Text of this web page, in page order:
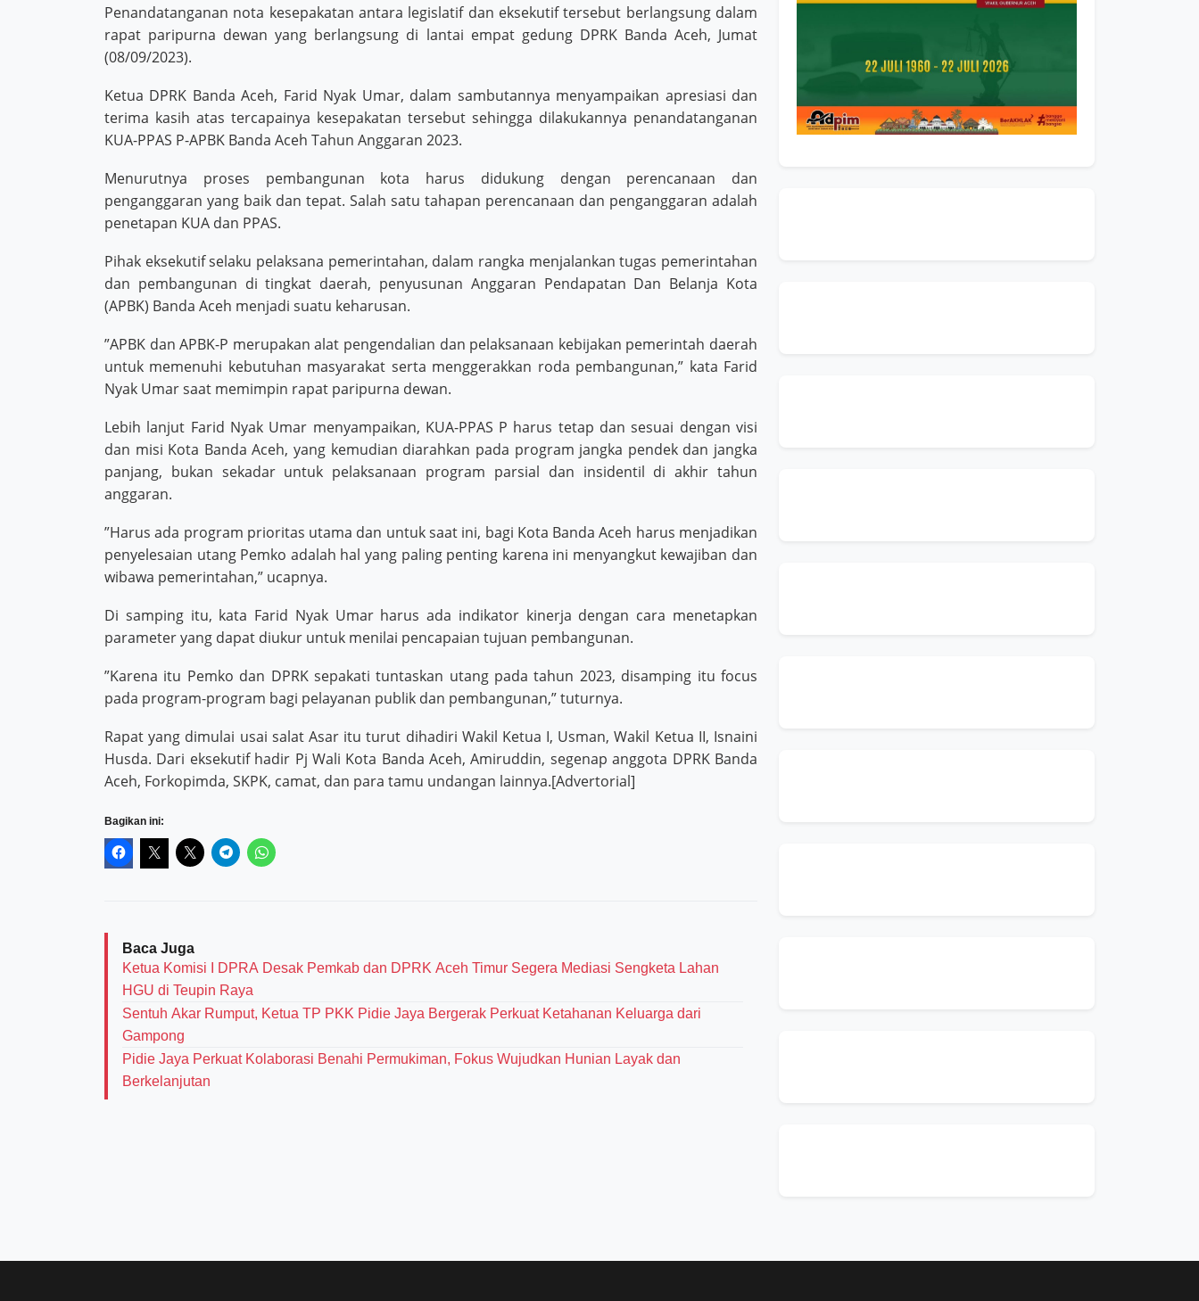
Penandatanganan nota kesepakatan antara legislatif dan eksekutif tersebut berlangsung dalam
rapat paripurna dewan yang berlangsung di lantai empat gedung DPRK Banda Aceh, Jumat
(08/09/2023).
Ketua DPRK Banda Aceh, Farid Nyak Umar, dalam sambutannya menyampaikan apresiasi dan
terima kasih atas tercapainya kesepakatan tersebut sehingga dilakukannya penandatanganan
KUA-PPAS P-APBK Banda Aceh Tahun Anggaran 2023.
Menurutnya proses pembangunan kota harus didukung dengan perencanaan dan
penganggaran yang baik dan tepat. Salah satu tahapan perencanaan dan penganggaran adalah
penetapan KUA dan PPAS.
Pihak eksekutif selaku pelaksana pemerintahan, dalam rangka menjalankan tugas pemerintahan
dan pembangunan di tingkat daerah, penyusunan Anggaran Pendapatan Dan Belanja Kota
(APBK) Banda Aceh menjadi suatu keharusan.
”APBK dan APBK-P merupakan alat pengendalian dan pelaksanaan kebijakan pemerintah daerah
untuk memenuhi kebutuhan masyarakat serta menggerakkan roda pembangunan,” kata Farid
Nyak Umar saat memimpin rapat paripurna dewan.
Lebih lanjut Farid Nyak Umar menyampaikan, KUA-PPAS P harus tetap dan sesuai dengan visi
dan misi Kota Banda Aceh, yang kemudian diarahkan pada program jangka pendek dan jangka
panjang, bukan sekadar untuk pelaksanaan program parsial dan insidentil di akhir tahun
anggaran.
”Harus ada program prioritas utama dan untuk saat ini, bagi Kota Banda Aceh harus menjadikan
penyelesaian utang Pemko adalah hal yang paling penting karena ini menyangkut kewajiban dan
wibawa pemerintahan,” ucapnya.
Di samping itu, kata Farid Nyak Umar harus ada indikator kinerja dengan cara menetapkan
parameter yang dapat diukur untuk menilai pencapaian tujuan pembangunan.
”Karena itu Pemko dan DPRK sepakati tuntaskan utang pada tahun 2023, disamping itu focus
pada program-program bagi pelayanan publik dan pembangunan,” tuturnya.
Rapat yang dimulai usai salat Asar itu turut dihadiri Wakil Ketua I, Usman, Wakil Ketua II, Isnaini
Husda. Dari eksekutif hadir Pj Wali Kota Banda Aceh, Amiruddin, segenap anggota DPRK Banda
Aceh, Forkopimda, SKPK, camat, dan para tamu undangan lainnya.[Advertorial]
Bagikan ini:
Baca Juga
Ketua Komisi I DPRA Desak Pemkab dan DPRK Aceh Timur Segera Mediasi Sengketa Lahan
HGU di Teupin Raya
Sentuh Akar Rumput, Ketua TP PKK Pidie Jaya Bergerak Perkuat Ketahanan Keluarga dari
Gampong
Pidie Jaya Perkuat Kolaborasi Benahi Permukiman, Fokus Wujudkan Hunian Layak dan
Berkelanjutan